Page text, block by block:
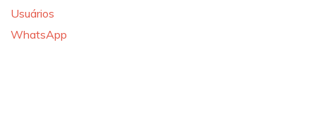
Usuários
WhatsApp